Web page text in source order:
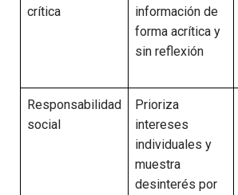
crítica
información de
forma acrítica y
sin reflexión
Responsabilidad
social
Prioriza
intereses
individuales y
muestra
desinterés por